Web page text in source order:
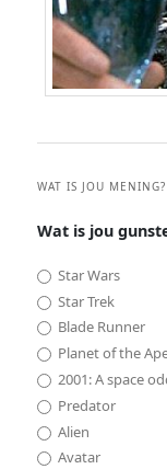
WAT IS JOU
Wat is jou
Star Wars
Star Trek
Blade Runner
Planet of the
2001: A space
Predator
Alien
Avatar